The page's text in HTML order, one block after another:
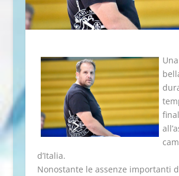
d’Italia.
Nonostante le assenze importanti